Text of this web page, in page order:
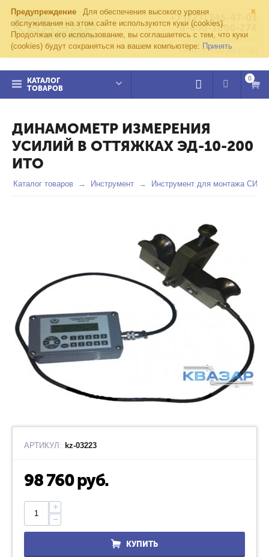
×
Предупреждение
Для обеспечения высокого уровня
обслуживания на этом сайте используются куки (cookies).
Продолжая его использование, вы соглашаетесь с тем, что куки
(cookies) будут сохраняться на вашем компьютере: Принять
+7 (727) 345-47-03
8-800-1000-274
kvazar91@yandex.ru
Пн-пт с 8:00 до 17:00
КАТАЛОГ
ТОВАРОВ
0
ДИНАМОМЕТР ИЗМЕРЕНИЯ
УСИЛИЙ В ОТТЯЖКАХ ЭД-10-200
ИТО
Каталог товаров Инструмент Инструмент для монтажа СИП
АРТИКУЛ: kz-03223
98 760руб.
+
−
КУПИТЬ